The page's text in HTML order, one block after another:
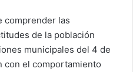
comprender las
de la población
municipales del 4 de
con el comportamiento